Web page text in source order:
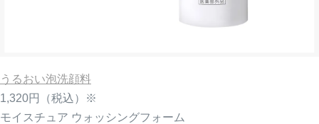
うるおい泡洗顔料
1,320円
（税込）※
モイスチュア ウォッシングフォーム